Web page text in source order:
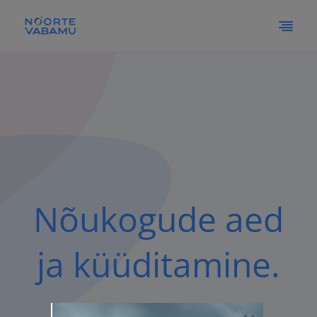
Nõukogude aed
ja küüditamine.
Vaata siia